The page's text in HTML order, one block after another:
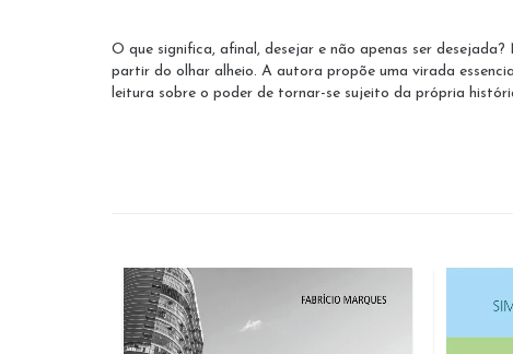
O que significa, afinal, desejar e não apenas ser
partir do olhar alheio. A autora propõe uma virada
leitura sobre o poder de tornar-se sujeito da própria